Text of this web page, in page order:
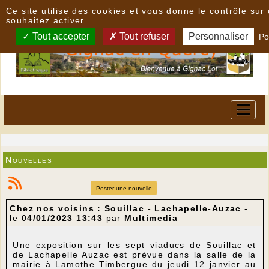
Nouvelles
Poster une nouvelle
Chez nos voisins : Souillac - Lachapelle-Auzac -
le 04/01/2023 13:43 par Multimedia
Une exposition sur les sept viaducs de Souillac et
de Lachapelle Auzac est prévue dans la salle de la
mairie à Lamothe Timbergue du jeudi 12 janvier au
Ce site utilise des cookies et vous donne le contrôle sur
souhaitez activer
Tout accepter Tout refuser Personnaliser